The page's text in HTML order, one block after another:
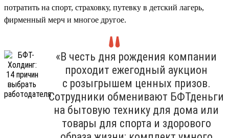
потратить на спорт, страховку, путевку в детский лагерь,
фирменный мерч и многое другое.
«В честь дня рождения компании
проходит ежегодный аукцион
с розыгрышем ценных призов.
Сотрудники обменивают БФТденьги
на бытовую технику для дома или
товары для спорта и здорового